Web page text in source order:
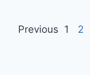
1 2